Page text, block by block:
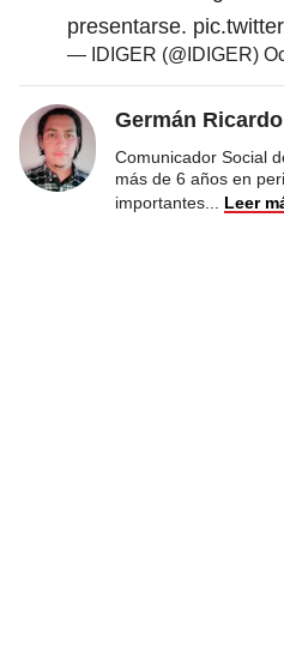
presentarse.
— IDIGER (@IDIGER)
Germán
Comunicador Social
más de 6 años en
importantes
Leer